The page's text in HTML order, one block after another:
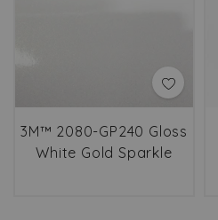
3M™ 2080-GP240 Gloss
White Gold Sparkle